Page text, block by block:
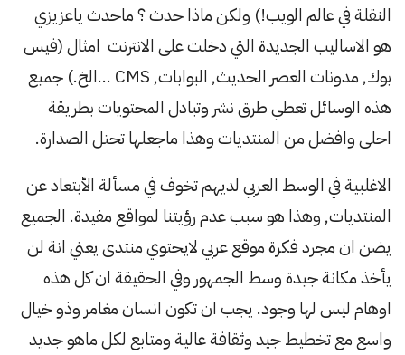
النقلة في عالم الويب!) ولكن ماذا حدث ؟ ماحدث ياعزيزي
هو الاساليب الجديدة التي دخلت على الانترنت امثال (فيس
بوك, مدونات العصر الحديث, البوابات, CMS …الخ.) جميع
هذه الوسائل تعطي طرق نشر وتبادل المحتويات بطريقة
احلى وافضل من المنتديات وهذا ماجعلها تحتل الصدارة.
الاغلبية في الوسط العربي لديهم تخوف في مسألة الأبتعاد عن
المنتديات, وهذا هو سبب عدم رؤيتنا لمواقع مفيدة. الجميع
يضن ان مجرد فكرة موقع عربي لايحتوي منتدى يعني انة لن
يأخذ مكانة جيدة وسط الجمهور وفي الحقيقة ان كل هذه
اوهام ليس لها وجود. يجب ان تكون انسان مغامر وذو خيال
واسع مع تخطيط جيد وثقافة عالية ومتابع لكل ماهو جديد